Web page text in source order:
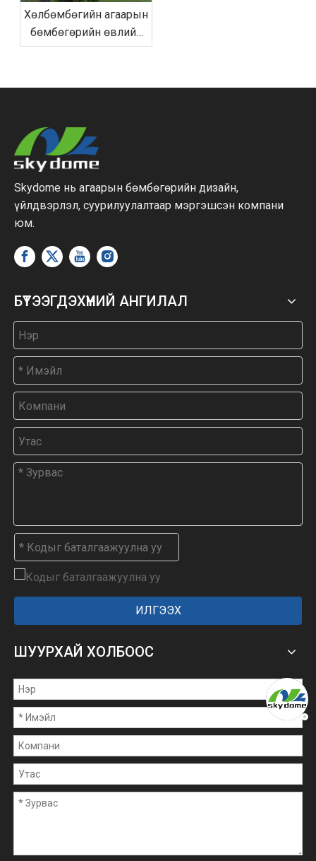
Хөлбөмбөгийн агаарын
бөмбөгөрийн өвлийн
улирлын засвар
гарын авлага: Цас,
Skydome нь агаарын бөмбөгөрийн дизайн,
үйлдвэрлэл, суурилуулалтаар мэргэшсэн компани
юм.
БҮТЭЭГДЭХҮҮНИЙ АНГИЛАЛ
ИЛГЭЭХ
ШУУРХАЙ ХОЛБООС